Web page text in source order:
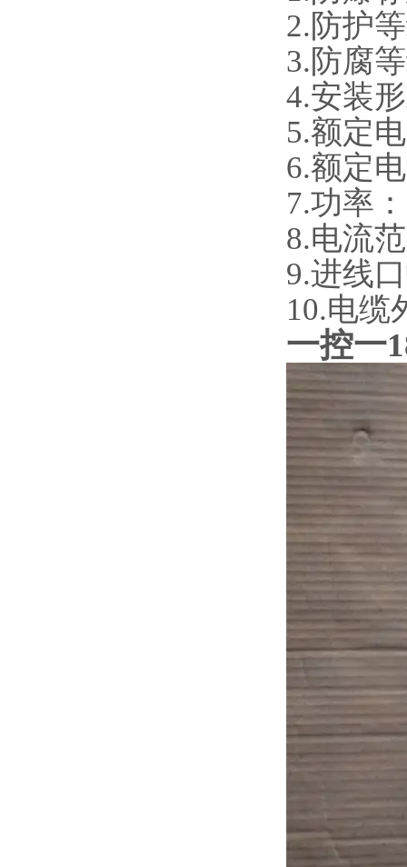
2.防护
3.防腐
4.安装
5.额定
6.额定
7.功率
8.电流
9.进线
10.电缆
一控一